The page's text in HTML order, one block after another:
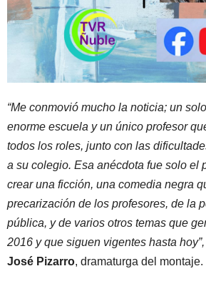
“Me conmovió mucho la noticia; un
enorme escuela y un único profesor
todos los roles, junto con las
a su colegio. Esa anécdota fue solo el
crear una ficción, una comedia negra
precarización de los profesores, de la
pública, y de varios otros temas que
2016 y que siguen vigentes hasta hoy”,
José Pizarro, dramaturga del montaje.